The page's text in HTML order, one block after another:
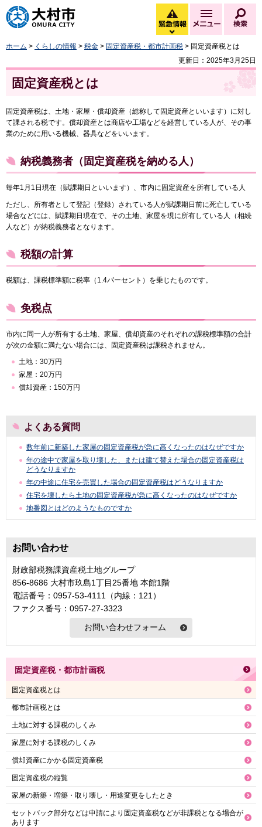
大村市
緊急情報
緊急情報を開く
メニュー
ホーム > くらしの情報 > 税金 > 固定資産税・都市計画税 > 固定資産税とは
更新日：2025年3月25日
固定資産税とは
固定資産税は、土地・家屋・償却資産（総称して固定資産といいます）に対し
て課される税です。償却資産とは商店や工場などを経営している人が、その事
業のために用いる機械、器具などをいいます。
納税義務者（固定資産税を納める人）
毎年1月1日現在（賦課期日といいます）、市内に固定資産を所有している人
ただし、所有者として登記（登録）されている人が賦課期日前に死亡している
場合などには、賦課期日現在で、その土地、家屋を現に所有している人（相続
人など）が納税義務者となります。
税額の計算
税額は、課税標準額に税率（1.4パーセント）を乗じたものです。
免税点
市内に同一人が所有する土地、家屋、償却資産のそれぞれの課税標準額の合計
が次の金額に満たない場合には、固定資産税は課税されません。
土地：30万円
家屋：20万円
償却資産：150万円
よくある質問
数年前に新築した家屋の固定資産税が急に高くなったのはなぜですか
年の途中で家屋を取り壊した、または建て替えた場合の固定資産税は
どうなりますか
年の中途に住宅を売買した場合の固定資産税はどうなりますか
住宅を壊したら土地の固定資産税が急に高くなったのはなぜですか
地番図とはどのようなものですか
お問い合わせ
財政部税務課資産税土地グループ
856-8686 大村市玖島1丁目25番地 本館1階
電話番号：0957-53-4111（内線：121）
ファクス番号：0957-27-3323
固定資産税・都市計画税
固定資産税とは
都市計画税とは
土地に対する課税のしくみ
家屋に対する課税のしくみ
償却資産にかかる固定資産税
固定資産税の縦覧
家屋の新築・増築・取り壊し・用途変更をしたとき
セットバック部分などは申請により固定資産税などが非課税となる場合が
あります